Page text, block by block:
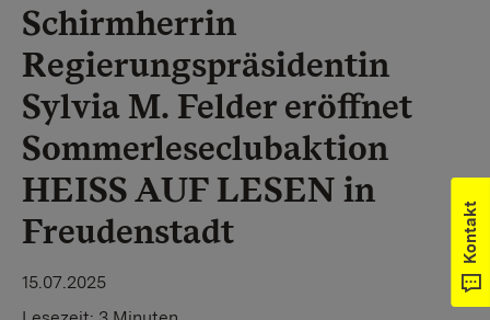
Schirmherrin
Regierungspräsidentin
Sylvia M. Felder eröffnet
Sommerleseclubaktion
HEISS AUF LESEN in
Freudenstadt
15.07.2025
Kontakt